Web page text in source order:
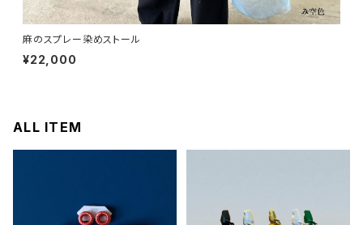
麻のスプレー染めストール
¥22,000
ALL ITEM